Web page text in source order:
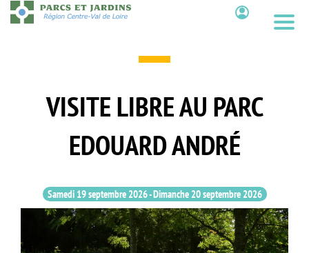
Aller
au
VISITE LIBRE AU PARC
EDOUARD ANDRÉ
Samedi 19 septembre 2026-Dimanche 20 septembre 2026